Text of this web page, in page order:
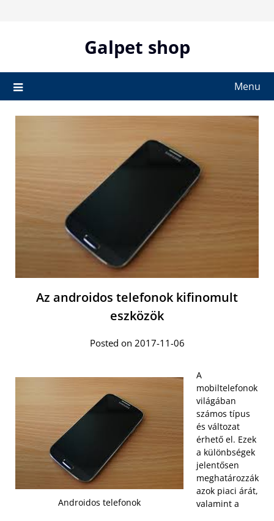
Galpet shop
Menu
Az androidos telefonok kifinomult
eszközök
Posted on 2017-11-06
Androidos telefonok
A
mobiltelefonok
világában
számos típus
és változat
érhető el. Ezek
a különbségek
jelentősen
meghatározzák
azok piaci árát,
valamint a